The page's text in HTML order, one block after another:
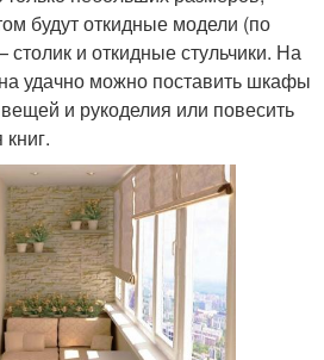
будут откидные модели (по
и откидные стульчики. На
удачно можно поставить шкафы
и рукоделия или повесить